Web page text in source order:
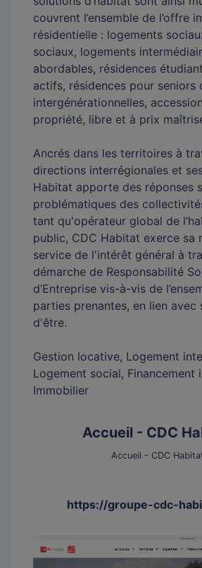
couvrent l’ensemble de l’offre
résidentielle : logements
sociaux, logements
abordables, résidences
actifs, résidences pour seniors
intergénérationnelles,
propriété, libre et à prix
Ancrés dans les territoires à
directions interrégionales et
Habitat apporte des réponses
problématiques des
tant qu'opérateur global de
public, CDC Habitat exerce sa
service de l'intérêt général à
démarche de Responsabilité
d’Entreprise vis-à-vis de
parties prenantes, en lien avec
d'être.
Gestion locative, Logement
Logement social, Financement
Immobilier
Accueil - CDC
Accueil - CDC
https://groupe-cdc-